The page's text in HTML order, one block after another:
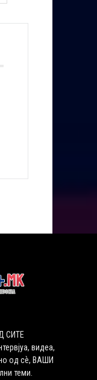
СИТЕ
видеа,
од сѐ, ВАШИ
теми.